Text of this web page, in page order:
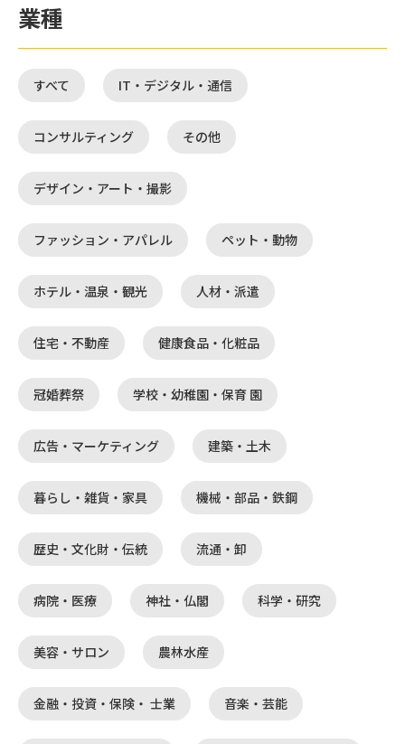
業種
すべて IT・デジタル・通信
コンサルティング その他
デザイン・アート・撮影
ファッション・アパレル ペット・動物
ホテル・温泉・観光 人材・派遣
住宅・不動産 健康食品・化粧品
冠婚葬祭 学校・幼稚園・保育 園
広告・マーケティング 建築・土木
暮らし・雑貨・家具 機械・部品・鉄鋼
歴史・文化財・伝統 流通・卸
病院・医療 神社・仏閣 科学・研究
美容・サロン 農林水産
金融・投資・保険・ 士業 音楽・芸能